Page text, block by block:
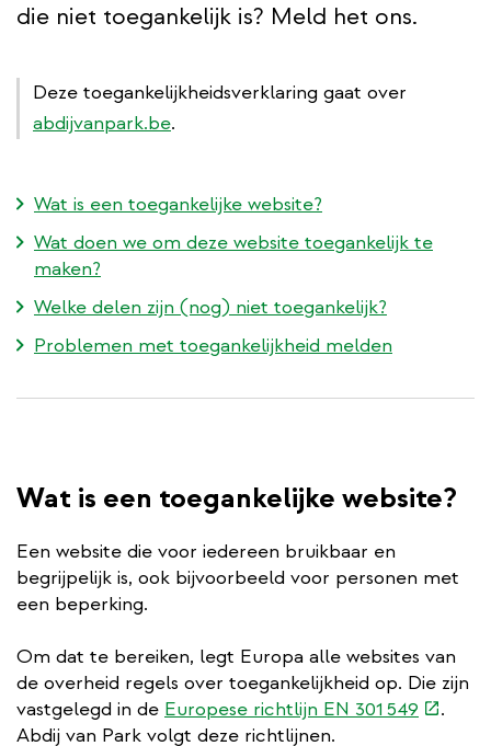
die niet toegankelijk is? Meld het ons.
Deze toegankelijkheidsverklaring gaat over
abdijvanpark.be.
Wat is een toegankelijke website?
Wat doen we om deze website toegankelijk te
maken?
Welke delen zijn (nog) niet toegankelijk?
Problemen met toegankelijkheid melden
Wat is een toegankelijke website?
Een website die voor iedereen bruikbaar en
begrijpelijk is, ook bijvoorbeeld voor personen met
een beperking.
Om dat te bereiken, legt Europa alle websites van
de overheid regels over toegankelijkheid op. Die zijn
vastgelegd in de Europese richtlijn EN 301 549
.
Abdij van Park volgt deze richtlijnen.